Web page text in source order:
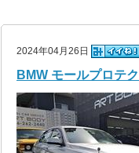
2024年04月26日
BMW モールプロテ